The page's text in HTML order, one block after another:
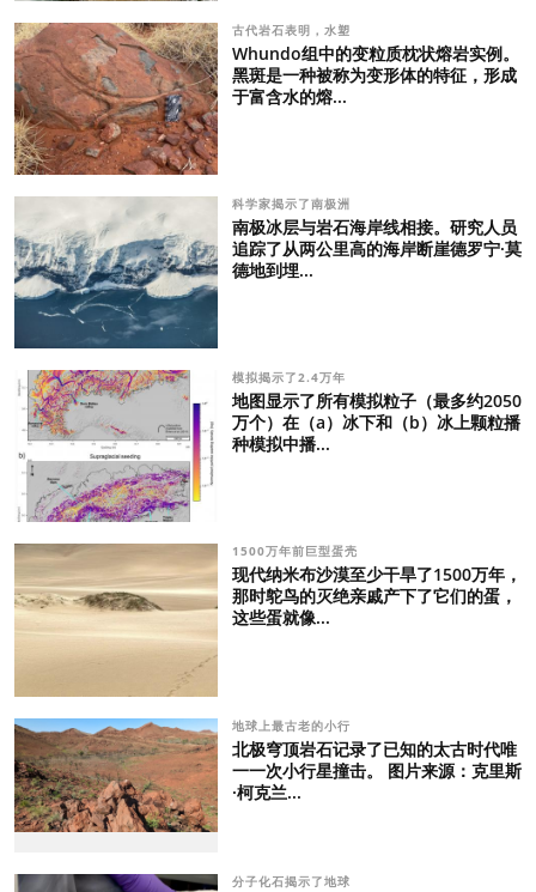
古代岩石表明，水塑
Whundo组中的变粒质枕状熔岩实例。
黑斑是一种被称为变形体的特征，形成
于富含水的熔...
科学家揭示了南极洲
南极冰层与岩石海岸线相接。研究人员
追踪了从两公里高的海岸断崖德罗宁·莫
德地到埋...
模拟揭示了2.4万年
地图显示了所有模拟粒子（最多约2050
万个）在（a）冰下和（b）冰上颗粒播
种模拟中播...
1500万年前巨型蛋壳
现代纳米布沙漠至少干旱了1500万年，
那时鸵鸟的灭绝亲戚产下了它们的蛋，
这些蛋就像...
地球上最古老的小行
北极穹顶岩石记录了已知的太古时代唯
一一次小行星撞击。 图片来源：克里斯
·柯克兰...
分子化石揭示了地球